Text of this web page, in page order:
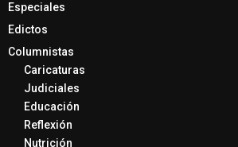
Especiales
Edictos
Columnistas
Caricaturas
Judiciales
Educación
Reflexión
Nutrición